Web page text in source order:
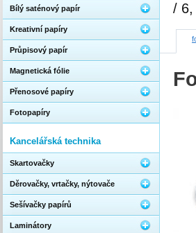
/ 6,
Bílý saténový papír
Kreativní papíry
Průpisový papír
Magnetická fólie
Přenosové papíry
Fotopapíry
Kancelářská technika
Skartovačky
Děrovačky, vrtačky, nýtovače
Sešívačky papírů
Laminátory